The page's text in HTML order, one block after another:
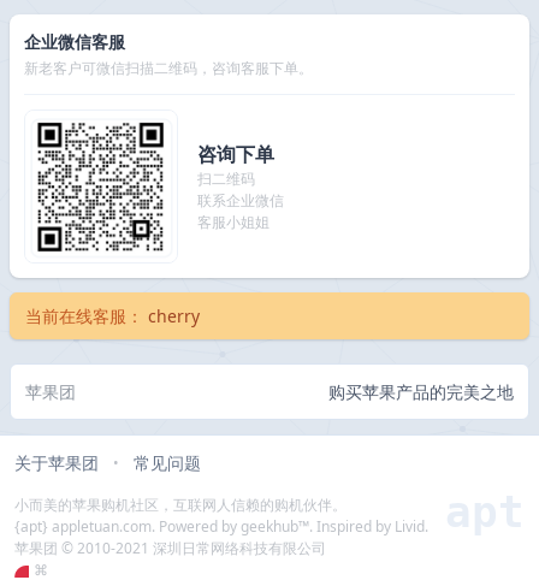
企业微信客服
新老客户可微信扫描二维码，咨询客服下单。
咨询下单
扫二维码
联系企业微信
客服小姐姐
当前在线客服： cherry
苹果团 购买苹果产品的完美之地
关于苹果团 • 常见问题
小而美的苹果购机社区，互联网人信赖的购机伙伴。
{apt} appletuan.com. Powered by geekhub™. Inspired by Livid.
苹果团 © 2010-2021 深圳日常网络科技有限公司
⌘